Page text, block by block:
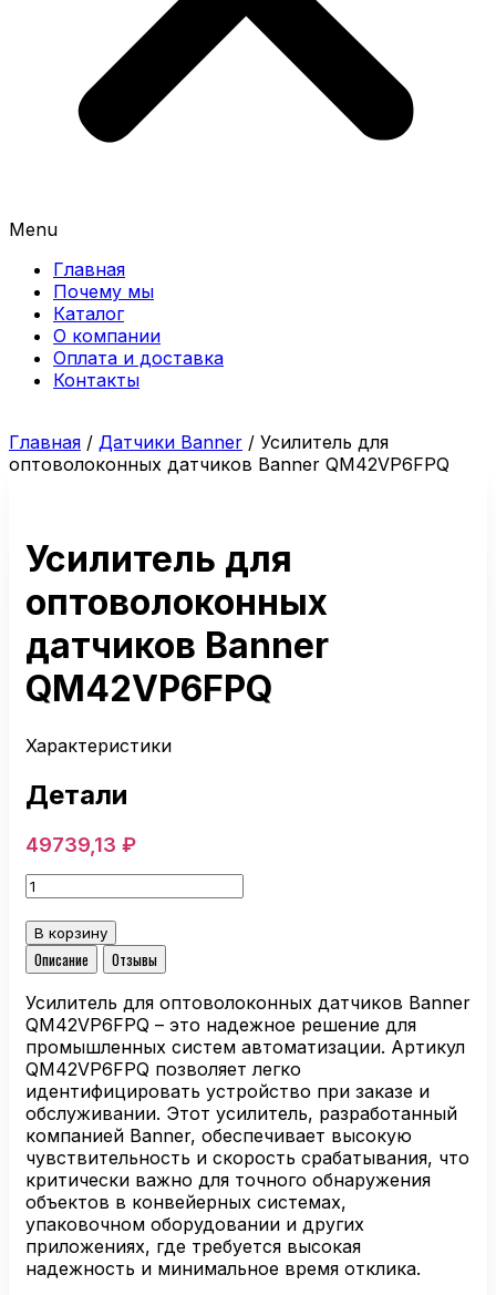
Menu
Главная
Почему мы
Каталог
О компании
Оплата и доставка
Контакты
Главная / Датчики Banner / Усилитель для
оптоволоконных датчиков Banner QM42VP6FPQ
Усилитель для
оптоволоконных
датчиков Banner
QM42VP6FPQ
Характеристики
Детали
49739,13 ₽
Количество
товара
Усилитель
для
оптоволоконных
датчиков
Banner
QM42VP6FPQ
В корзину
Описание
Отзывы
Усилитель для оптоволоконных датчиков Banner
QM42VP6FPQ – это надежное решение для
промышленных систем автоматизации. Артикул
QM42VP6FPQ позволяет легко
идентифицировать устройство при заказе и
обслуживании. Этот усилитель, разработанный
компанией Banner, обеспечивает высокую
чувствительность и скорость срабатывания, что
критически важно для точного обнаружения
объектов в конвейерных системах,
упаковочном оборудовании и других
приложениях, где требуется высокая
надежность и минимальное время отклика.